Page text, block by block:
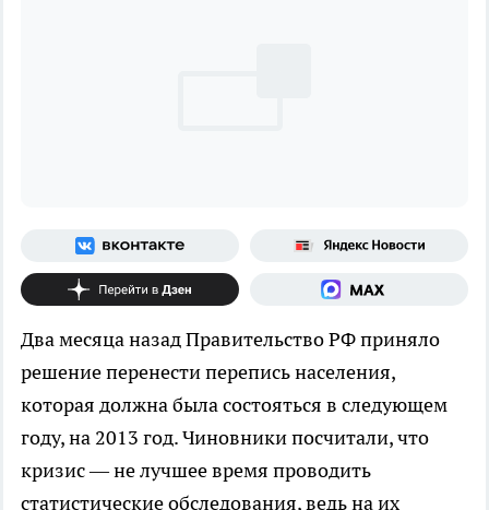
Два месяца назад Правительство РФ приняло
решение перенести перепись населения,
которая должна была состояться в следующем
году, на 2013 год. Чиновники посчитали, что
кризис — не лучшее время проводить
статистические обследования, ведь на их